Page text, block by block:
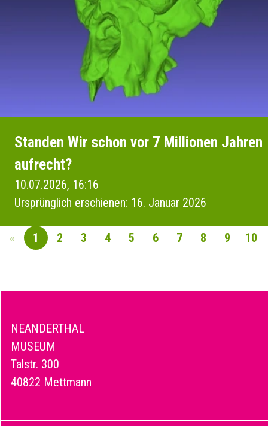
Standen Wir schon vor 7 Millionen Jahren
aufrecht?
10.07.2026, 16:16
Ursprünglich erschienen: 16. Januar 2026
« 1 2 3 4 5 6 7 8 9 10
NEANDERTHAL
MUSEUM
Talstr. 300
40822 Mettmann